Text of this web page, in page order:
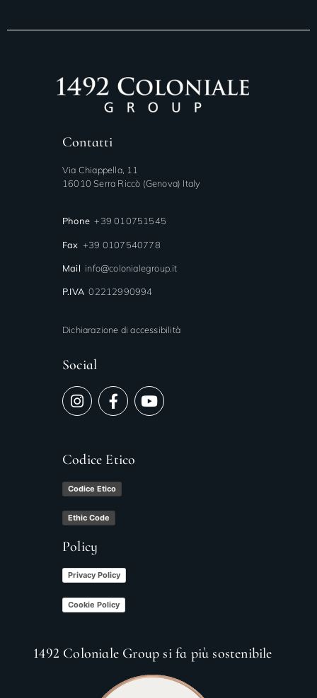
Contatti
Via Chiappella, 11
16010 Serra Riccò (Genova) Italy
Phone +39 010751545
Fax +39 0107540778
Mail info@colonialegroup.it
P.IVA 02212990994
Dichiarazione di accessibilità
Social
Codice Etico
Codice Etico
Ethic Code
Policy
Privacy Policy
Cookie Policy
1492 Coloniale Group si fa più sostenibile